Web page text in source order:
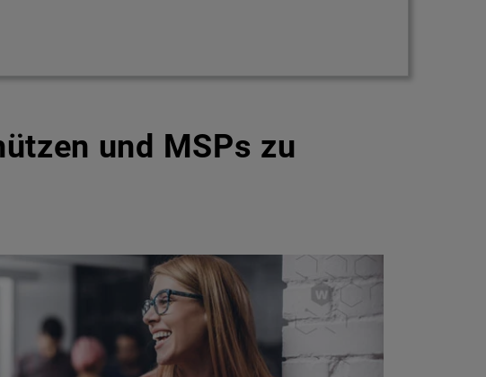
und MSPs zu